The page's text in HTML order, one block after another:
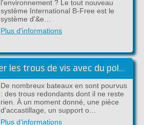
l'environnement ? Le tout nouveau
système International B-Free est le
système d'&e…
Plus d'informations
3 façons de sceller les trous de vis avec du polyester
De nombreux bateaux en sont pourvus
: des trous redondants dont il ne reste
rien. À un moment donné, une pièce
d'accastillage, un support o…
Plus d'informations